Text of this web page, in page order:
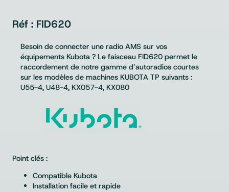
FID620
Besoin de connecter une radio AMS sur vos
équipements Kubota ? Le faisceau FID620 permet le
raccordement de notre gamme d’autoradios courtes
sur les modèles de machines KUBOTA TP suivants :
U55-4, U48-4, KX057-4, KX080
Point clés :
Compatible Kubota
Installation facile et rapide